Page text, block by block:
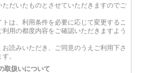
だいたものとさせていただきますのでご
は、利用条件を必要に応じて変更するこ
利用の都度内容をご確認いただきますよう
読みいただき、ご同意のうえご利用下さ
。
取扱いについて